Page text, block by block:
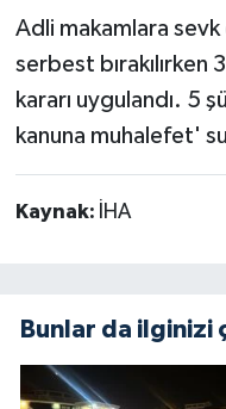
Adli makamlara sevk
serbest bırakılırken
kararı uygulandı. 5
kanuna muhalefet'
Kaynak: İHA
Bunlar da ilginizi